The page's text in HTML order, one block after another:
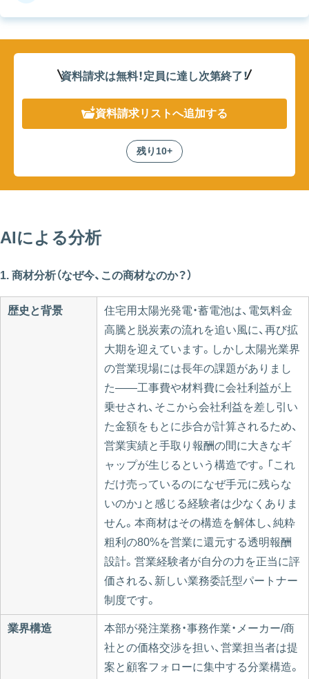
資料請求は無料！定員に達し次第終了！
資料請求リストへ追加する
残り10+
AIによる分析
1. 商材分析（なぜ今、この商材なのか？）
歴史と背景
住宅用太陽光発電・蓄電池は、電気料金
高騰と脱炭素の流れを追い風に、再び拡
大期を迎えています。しかし太陽光業界
の営業現場には長年の課題がありまし
た——工事費や材料費に会社利益が上
乗せされ、そこから会社利益を差し引い
た金額をもとに歩合が計算されるため、
営業実績と手取り報酬の間に大きなギ
ャップが生じるという構造です。「これ
だけ売っているのになぜ手元に残らな
いのか」と感じる経験者は少なくありま
せん。本商材はその構造を解体し、純粋
粗利の80%を営業に還元する透明報酬
設計。営業経験者が自分の力を正当に評
価される、新しい業務委託型パートナー
制度です。
業界構造
本部が発注業務・事務作業・メーカー/商
社との価格交渉を担い、営業担当者は提
案と顧客フォローに集中する分業構造。